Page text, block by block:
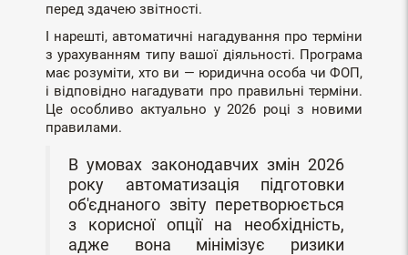
перед здачею звітності.
І нарешті, автоматичні нагадування про терміни
з урахуванням типу вашої діяльності. Програма
має розуміти, хто ви — юридична особа чи ФОП,
і відповідно нагадувати про правильні терміни.
Це особливо актуально у 2026 році з новими
правилами.
В умовах законодавчих змін 2026
року автоматизація підготовки
об'єднаного звіту перетворюється
з корисної опції на необхідність,
адже вона мінімізує ризики